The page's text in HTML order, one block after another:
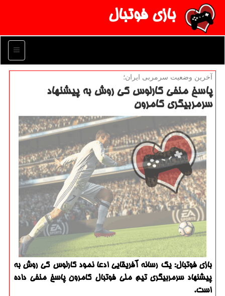
بازی فوتبال
منو
آخرین وضعیت سرمربی ایران؛
پاسخ منفی كارلوس كی روش به پیشنهاد
سرمربیگری كامرون
بازی فوتبال: یك رسانه آفریقایی ادعا نمود كارلوس كی روش به
پیشنهاد سرمربیگری تیم ملی فوتبال كامرون پاسخ منفی داده
است.